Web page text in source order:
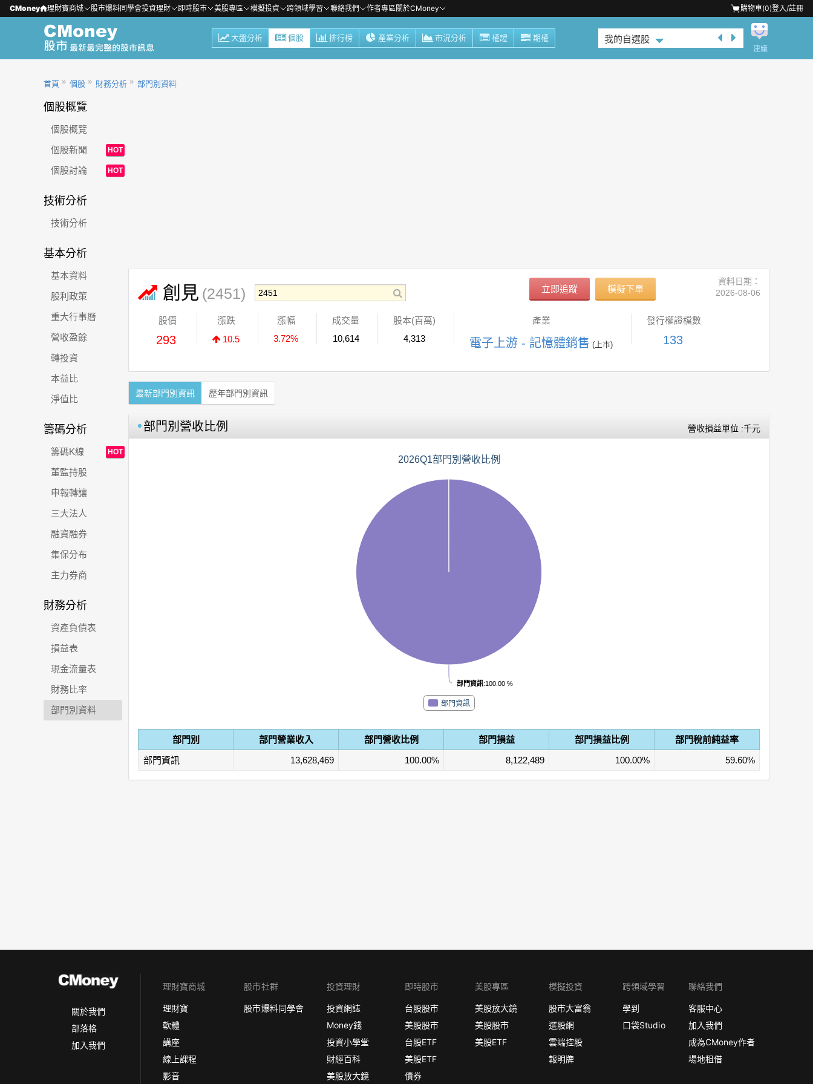
CMoney 理財寶商城 股市爆料同學會投資理財 即時股市 美股專區 模擬投資 跨領域學習 聯絡我們 作者專區關於CMoney 購物車(0)登入/註冊
大盤分析 個股 排行榜 產業分析 市況分析 權證 期權 我的自選股
建議
首頁 個股 財務分析 部門別資料
個股概覽
個股概覽
個股新聞
HOT
個股討論 HOT
技術分析
技術分析
基本分析
基本資料
股利政策
重大行事曆
營收盈餘
轉投資
本益比
淨值比
籌碼分析
籌碼K線 HOT
董監持股
申報轉讓
三大法人
融資融券
集保分布
主力券商
財務分析
資產負債表
損益表
現金流量表
財務比率
部門別資料
創見 (2451) 立即追蹤 模擬下單
資料日期：
2026-08-06
股價
293
漲跌
10.5
漲幅
3.72%
成交量
10,614
股本(百萬)
4,313
產業
電子上游 - 記憶體銷售 (上市)
發行權證檔數
133
最新部門別資訊 歷年部門別資訊
部門別營收比例 營收損益單位 :千元
2026Q1部門別營收比例
部門資訊:100.00 %
部門資訊
部門別 部門營業收入 部門營收比例 部門損益 部門損益比例
部門稅前純益率
部門資訊
13,628,469 100.00% 8,122,489 100.00% 59.60%
關於我們
部落格
加入我們
理財寶商城
理財寶
軟體
講座
線上課程
影音
股市社群
股市爆料同學會
投資理財
投資網誌
Money錢
投資小學堂
財經百科
美股放大鏡
即時股市
台股股市
美股股市
台股ETF
美股ETF
債券
美股專區
美股放大鏡
美股股市
美股ETF
模擬投資
股市大富翁
選股網
雲端控股
報明牌
跨領域學習
學到
口袋Studio
聯絡我們
客服中心
加入我們
成為CMoney作者
場地租借